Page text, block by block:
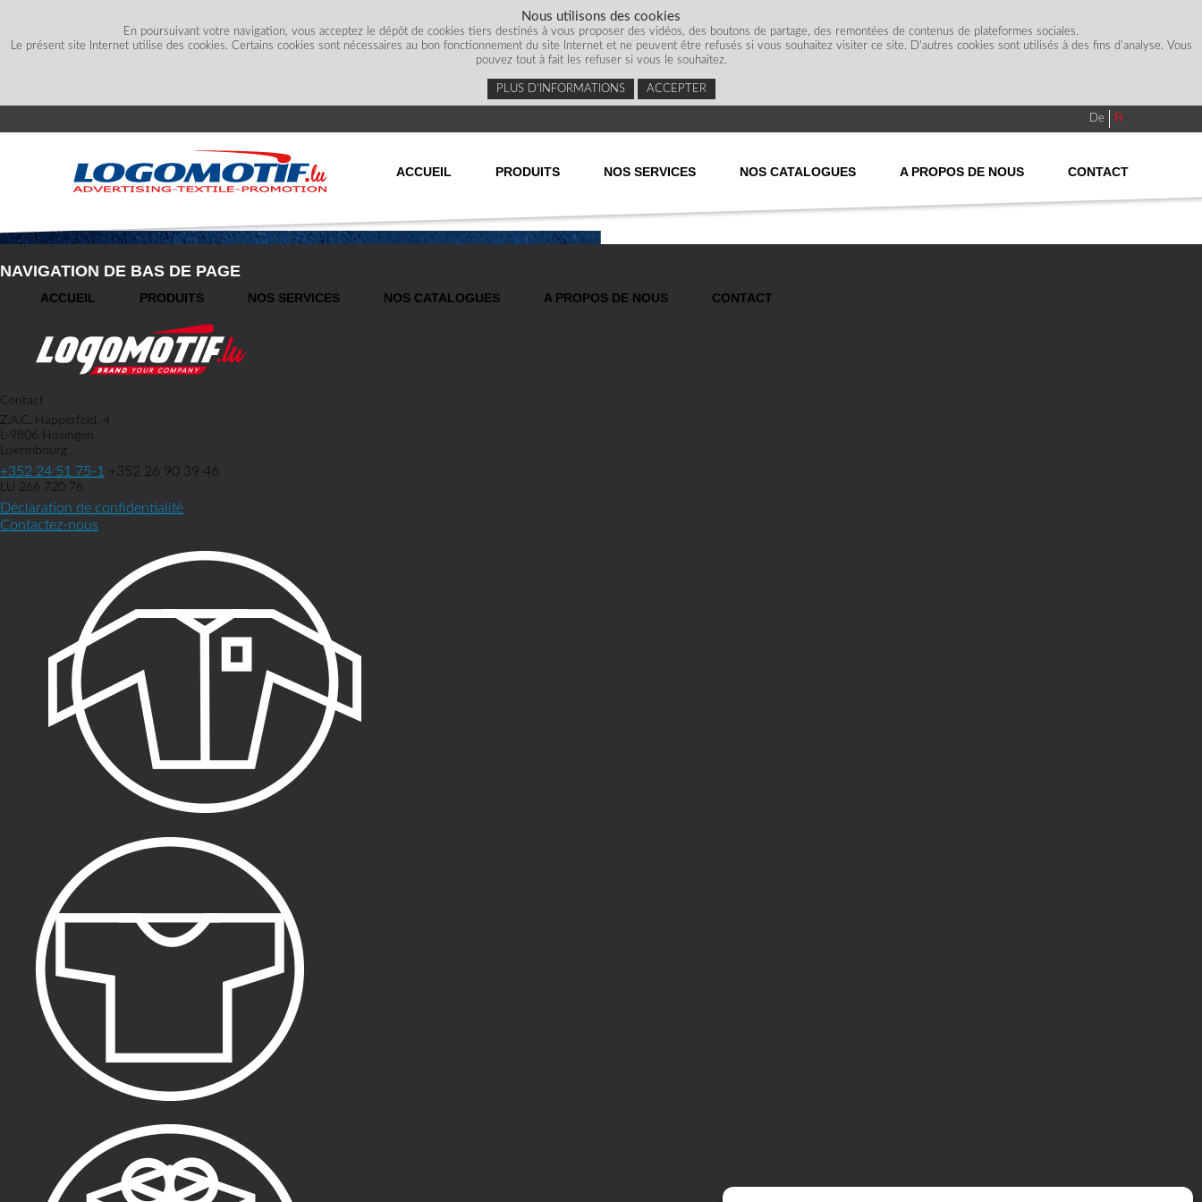
Nous utilisons des cookies
En poursuivant votre navigation, vous acceptez le dépôt de cookies tiers destinés à vous proposer des vidéos, des boutons de partage, des remontées de contenus de plateformes sociales.
Le présent site Internet utilise des cookies. Certains cookies sont nécessaires au bon fonctionnement du site Internet et ne peuvent être refusés si vous souhaitez visiter ce site. D'autres cookies sont utilisés à des fins d'analyse. Vous
pouvez tout à fait les refuser si vous le souhaitez.
PLUS D’INFORMATIONS ACCEPTER
De Fr
ACCUEIL PRODUITS NOS SERVICES NOS CATALOGUES A PROPOS DE NOUS CONTACT
NAVIGATION DE BAS DE PAGE
ACCUEIL PRODUITS NOS SERVICES NOS CATALOGUES A PROPOS DE NOUS CONTACT
Contact
Z.A.C. Happerfeld, 4
L-9806 Hosingen
Luxembourg
+352 24 51 75-1 +352 26 90 39 46
LU 266 720 76
Déclaration de confidentialité
Contactez-nous